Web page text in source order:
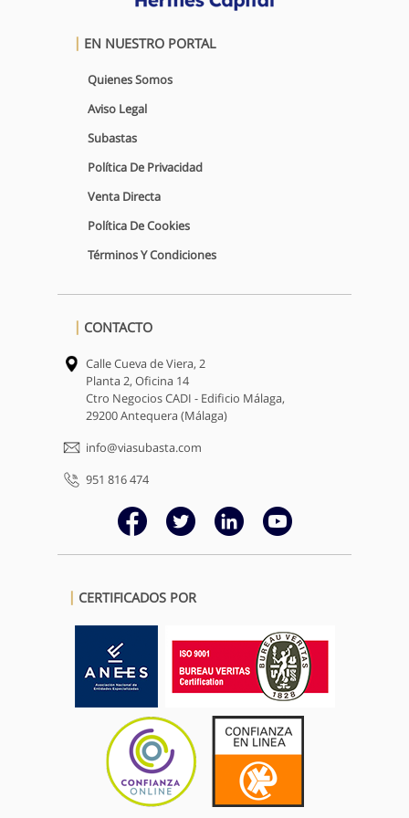
EN NUESTRO PORTAL
Quienes Somos
Aviso Legal
Subastas
Política De Privacidad
Venta Directa
Política De Cookies
Términos Y Condiciones
CONTACTO
Calle Cueva de Viera, 2
Planta 2, Oficina 14
Ctro Negocios CADI - Edificio Málaga,
29200 Antequera (Málaga)
info@viasubasta.com
951 816 474
CERTIFICADOS POR